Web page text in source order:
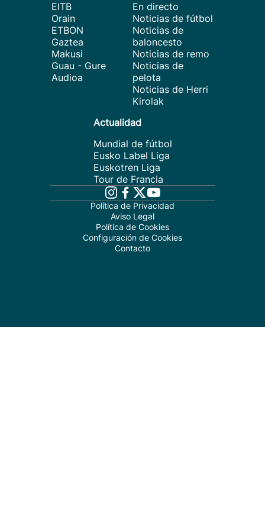
EITB
Orain
ETBON
Gaztea
Makusi
Guau - Gure
Audioa
En directo
Noticias de fútbol
Noticias de
baloncesto
Noticias de remo
Noticias de
pelota
Noticias de Herri
Kirolak
Actualidad
Mundial de fútbol
Eusko Label Liga
Euskotren Liga
Tour de Francia
Política de Privacidad
Aviso Legal
Política de Cookies
Configuración de Cookies
Contacto